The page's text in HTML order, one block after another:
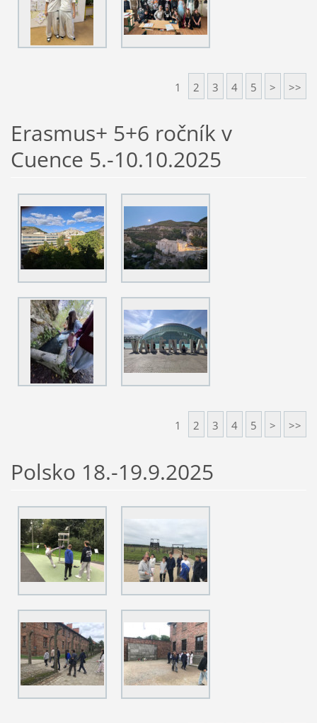
1 2 3 4 5 > >>
Erasmus+ 5+6 ročník v
Cuence 5.-10.10.2025
1 2 3 4 5 > >>
Polsko 18.-19.9.2025